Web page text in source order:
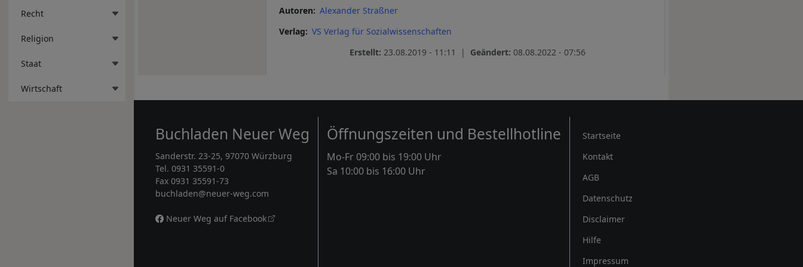
Recht
Religion
Staat
Wirtschaft
Autoren
Alexander Straßner
Verlag
VS Verlag für Sozialwissenschaften
Erstellt: 23.08.2019 - 11:11 | Geändert: 08.08.2022 - 07:56
Buchladen Neuer Weg
Sanderstr. 23-25, 97070 Würzburg
Tel. 0931 35591-0
Fax 0931 35591-73
buchladen@neuer-weg.com
Neuer Weg auf Facebook
Öffnungszeiten und Bestellhotline
Mo-Fr 09:00 bis 19:00 Uhr
Sa 10:00 bis 16:00 Uhr
Rechtliches
Startseite
Kontakt
AGB
Datenschutz
Disclaimer
Hilfe
Impressum